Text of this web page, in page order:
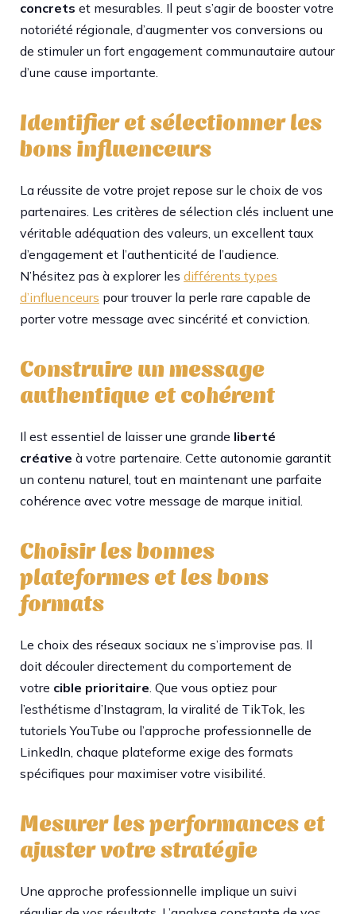
concrets et mesurables. Il peut s’agir de booster votre
notoriété régionale, d’augmenter vos conversions ou
de stimuler un fort engagement communautaire autour
d’une cause importante.
Identifier et sélectionner les
bons influenceurs
La réussite de votre projet repose sur le choix de vos
partenaires. Les critères de sélection clés incluent une
véritable adéquation des valeurs, un excellent taux
d’engagement et l’authenticité de l’audience.
N’hésitez pas à explorer les différents types
d’influenceurs pour trouver la perle rare capable de
porter votre message avec sincérité et conviction.
Construire un message
authentique et cohérent
Il est essentiel de laisser une grande liberté
créative à votre partenaire. Cette autonomie garantit
un contenu naturel, tout en maintenant une parfaite
cohérence avec votre message de marque initial.
Choisir les bonnes
plateformes et les bons
formats
Le choix des réseaux sociaux ne s’improvise pas. Il
doit découler directement du comportement de
votre cible prioritaire. Que vous optiez pour
l’esthétisme d’Instagram, la viralité de TikTok, les
tutoriels YouTube ou l’approche professionnelle de
LinkedIn, chaque plateforme exige des formats
spécifiques pour maximiser votre visibilité.
Mesurer les performances et
ajuster votre stratégie
Une approche professionnelle implique un suivi